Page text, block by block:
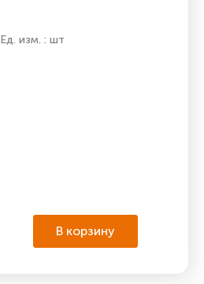
Ед. изм. : шт
В корзину